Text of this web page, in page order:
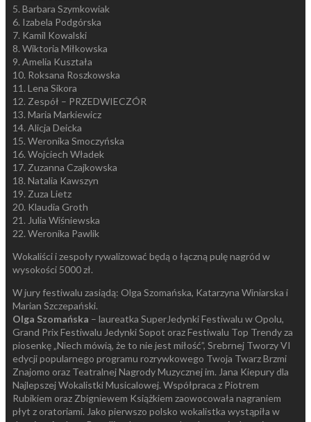
5. Barbara Szymkowiak
6. Izabela Podgórska
7. Kamil Kowalski
8. Wiktoria Miłkowska
9. Amelia Kuształa
10. Roksana Roszkowska
11. Lena Sikora
12. Zespół – PRZEDWIECZÓR
13. Maria Markiewicz
14. Alicja Deicka
15. Weronika Smoczyńska
16. Wojciech Władek
17. Zuzanna Czajkowska
18. Natalia Kawszyn
19. Zuza Lietz
20. Klaudia Groth
21. Julia Wiśniewska
22. Weronika Pawlik
Wokaliści i zespoły rywalizować będą o łączną pulę nagród w
wysokości 5000 zł.
W jury festiwalu zasiądą: Olga Szomańska, Katarzyna Winiarska i
Marian Szczepański.
Olga Szomańska – laureatka SuperJedynki Festiwalu w Opolu,
Grand Prix Festiwalu Jedynki Sopot oraz Festiwalu Top Trendy za
piosenkę „Niech mówią, że to nie jest miłość”, Srebrnej Tworzy VI
edycji popularnego programu rozrywkowego Twoja Twarz Brzmi
Znajomo oraz Teatralnej Nagrody Muzycznej im. Jana Kiepury dla
Najlepszej Wokalistki Musicalowej. Współpraca z Piotrem
Rubikiem oraz Zbigniewem Książkiem zaowocowała nagraniem
płyt z oratoriami. Jako pierwszo polsko wokalistka wystąpiła w